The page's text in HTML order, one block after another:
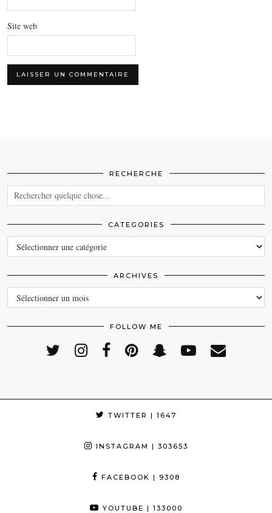
Site web
RECHERCHE
CATEGORIES
CATEGORIES
ARCHIVES
ARCHIVES
FOLLOW ME
TWITTER | 1647
INSTAGRAM | 303653
FACEBOOK | 9308
YOUTUBE | 133000